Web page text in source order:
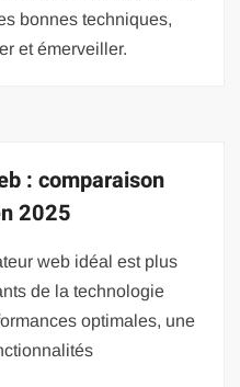
bonnes techniques,
et émerveiller.
: comparaison
2025
web idéal est plus
de la technologie
optimales, une